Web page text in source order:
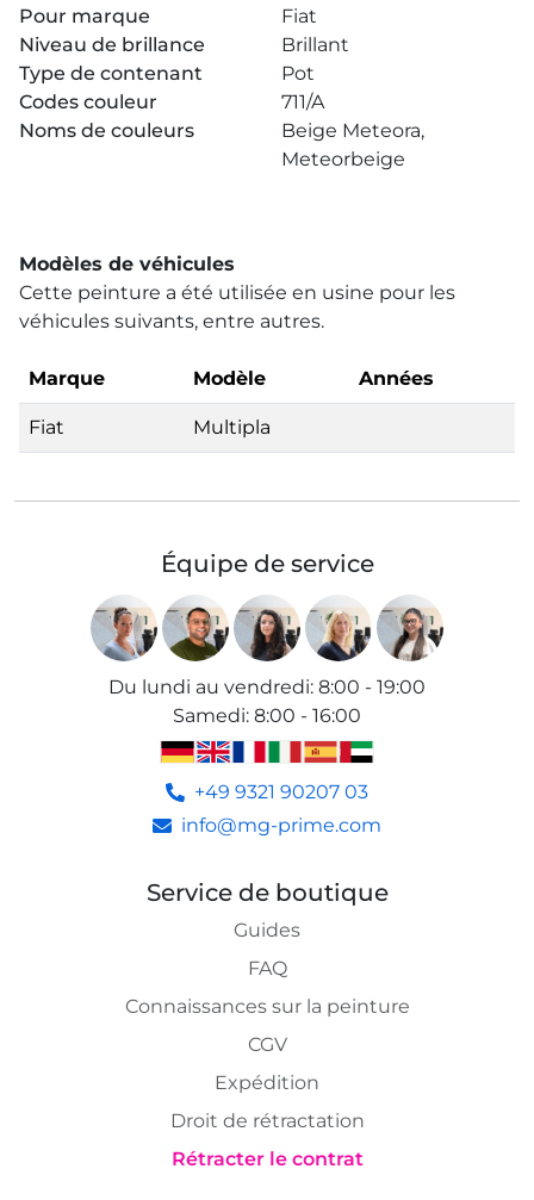
Pour marque
Fiat
Niveau de brillance
Brillant
Type de contenant
Pot
Codes couleur
711/A
Noms de couleurs
Beige Meteora,
Meteorbeige
Modèles de véhicules
Cette peinture a été utilisée en usine pour les
véhicules suivants, entre autres.
Marque Modèle Années
Fiat Multipla
Équipe de service
Du lundi au vendredi: 8:00 - 19:00
Samedi: 8:00 - 16:00
+49 9321 90207 03
info@mg-prime.com
Service de boutique
Guides
FAQ
Connaissances sur la peinture
CGV
Expédition
Droit de rétractation
Rétracter le contrat